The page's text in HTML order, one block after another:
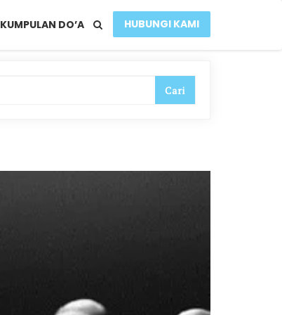
KUMPULAN DO’A HUBUNGI KAMI